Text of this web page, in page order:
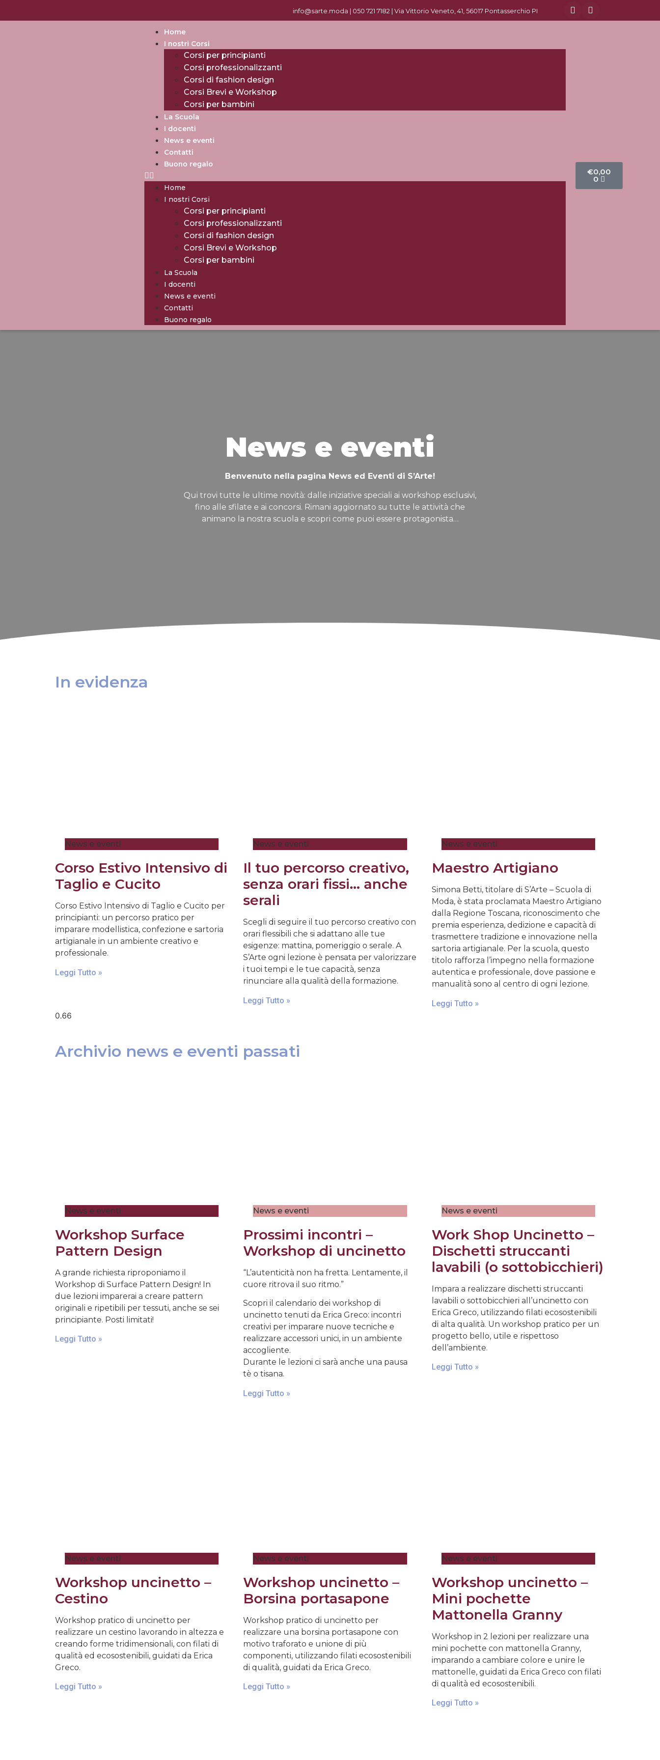
info@sarte.moda | 050 721 7182| Via Vittorio Veneto, 41, 56017 Pontasserchio PI
Home
I nostri Corsi
Corsi per principianti
Corsi professionalizzanti
Corsi di fashion design
Corsi Brevi e Workshop
Corsi per bambini
La Scuola
I docenti
News e eventi
Contatti
Buono regalo
Home
I nostri Corsi
Corsi per principianti
Corsi professionalizzanti
Corsi di fashion design
Corsi Brevi e Workshop
Corsi per bambini
La Scuola
I docenti
News e eventi
Contatti
Buono regalo
€0,00
0
News e eventi
Benvenuto nella pagina News ed Eventi di S’Arte!
Qui trovi tutte le ultime novità: dalle iniziative speciali ai workshop esclusivi,
fino alle sfilate e ai concorsi. Rimani aggiornato su tutte le attività che
animano la nostra scuola e scopri come puoi essere protagonista…
In evidenza
News e eventi
Corso Estivo Intensivo di
Taglio e Cucito
Corso Estivo Intensivo di Taglio e Cucito per
principianti: un percorso pratico per
imparare modellistica, confezione e sartoria
artigianale in un ambiente creativo e
professionale.
Leggi Tutto »
News e eventi
Il tuo percorso creativo,
senza orari fissi… anche
serali
Scegli di seguire il tuo percorso creativo con
orari flessibili che si adattano alle tue
esigenze: mattina, pomeriggio o serale. A
S’Arte ogni lezione è pensata per valorizzare
i tuoi tempi e le tue capacità, senza
rinunciare alla qualità della formazione.
Leggi Tutto »
News e eventi
Maestro Artigiano
Simona Betti, titolare di S’Arte – Scuola di
Moda, è stata proclamata Maestro Artigiano
dalla Regione Toscana, riconoscimento che
premia esperienza, dedizione e capacità di
trasmettere tradizione e innovazione nella
sartoria artigianale. Per la scuola, questo
titolo rafforza l’impegno nella formazione
autentica e professionale, dove passione e
manualità sono al centro di ogni lezione.
Leggi Tutto »
Archivio news e eventi passati
News e eventi
Workshop Surface
Pattern Design
A grande richiesta riproponiamo il
Workshop di Surface Pattern Design! In
due lezioni imparerai a creare pattern
originali e ripetibili per tessuti, anche se sei
principiante. Posti limitati!
Leggi Tutto »
News e eventi
Prossimi incontri –
Workshop di uncinetto
“L’autenticità non ha fretta. Lentamente, il
cuore ritrova il suo ritmo.”
Scopri il calendario dei workshop di
uncinetto tenuti da Erica Greco: incontri
creativi per imparare nuove tecniche e
realizzare accessori unici, in un ambiente
accogliente.
Durante le lezioni ci sarà anche una pausa
tè o tisana.
Leggi Tutto »
News e eventi
Work Shop Uncinetto –
Dischetti struccanti
lavabili (o sottobicchieri)
Impara a realizzare dischetti struccanti
lavabili o sottobicchieri all’uncinetto con
Erica Greco, utilizzando filati ecosostenibili
di alta qualità. Un workshop pratico per un
progetto bello, utile e rispettoso
dell’ambiente.
Leggi Tutto »
News e eventi
Workshop uncinetto –
Cestino
Workshop pratico di uncinetto per
realizzare un cestino lavorando in altezza e
creando forme tridimensionali, con filati di
qualità ed ecosostenibili, guidati da Erica
Greco.
Leggi Tutto »
News e eventi
Workshop uncinetto –
Borsina portasapone
Workshop pratico di uncinetto per
realizzare una borsina portasapone con
motivo traforato e unione di più
componenti, utilizzando filati ecosostenibili
di qualità, guidati da Erica Greco.
Leggi Tutto »
News e eventi
Workshop uncinetto –
Mini pochette
Mattonella Granny
Workshop in 2 lezioni per realizzare una
mini pochette con mattonella Granny,
imparando a cambiare colore e unire le
mattonelle, guidati da Erica Greco con filati
di qualità ed ecosostenibili.
Leggi Tutto »